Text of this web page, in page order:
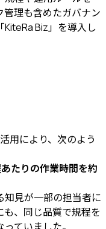
理も含めたガバナン
Biz」を導入し
用により、次のよう
たりの作業時間を約
見が一部の担当者に
、同じ品質で規程を